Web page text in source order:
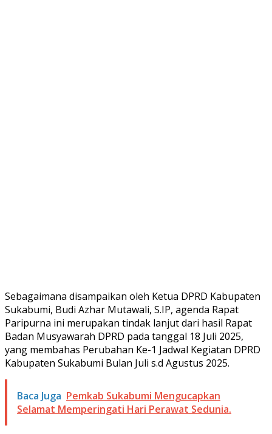
Sebagaimana disampaikan oleh Ketua DPRD Kabupaten
Sukabumi, Budi Azhar Mutawali, S.IP, agenda Rapat
Paripurna ini merupakan tindak lanjut dari hasil Rapat
Badan Musyawarah DPRD pada tanggal 18 Juli 2025,
yang membahas Perubahan Ke-1 Jadwal Kegiatan DPRD
Kabupaten Sukabumi Bulan Juli s.d Agustus 2025.
Baca Juga Pemkab Sukabumi Mengucapkan
Selamat Memperingati Hari Perawat Sedunia.